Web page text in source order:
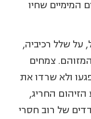
המימיים שחיו
על שלל רכיביה,
צמחים
ולא שרדו את
החריג,
של רוב חסרי